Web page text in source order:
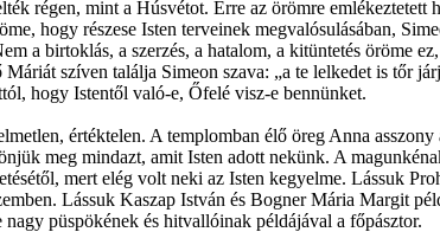
régen, mint a Húsvétot. Erre az örömre
hogy részese Isten terveinek megvalósulásában,
a birtoklás, a szerzés, a hatalom, a kitüntetés öröme
szíven találja Simeon szava: „a te lelkedet is tőr
hogy Istentől való-e, Őfelé visz-e bennünket.
értéktelen. A templomban élő öreg Anna
meg mindazt, amit Isten adott nekünk. A
mert elég volt neki az Isten kegyelme. Lássuk
Lássuk Kaszap István és Bogner Mária Margit
püspökének és hitvallóinak példájával a főpásztor.